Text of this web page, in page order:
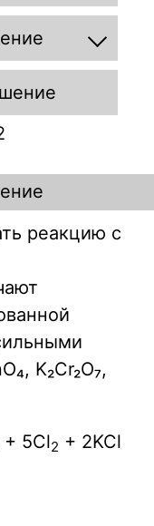
реакцию с
K₂Cr₂O₇,
+ 5Cl2 + 2KCl